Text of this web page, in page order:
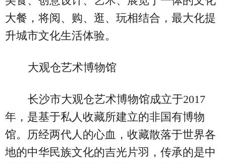
大餐，将阅、购、逛、玩相结合，最大化提
升城市文化生活体验。
大观仓艺术博物馆
长沙市大观仓艺术博物馆成立于2017
年，是基于私人收藏所建立的非国有博物
馆。历经两代人的心血，收藏散落于世界各
地的中华民族文化的吉光片羽，传承的是中